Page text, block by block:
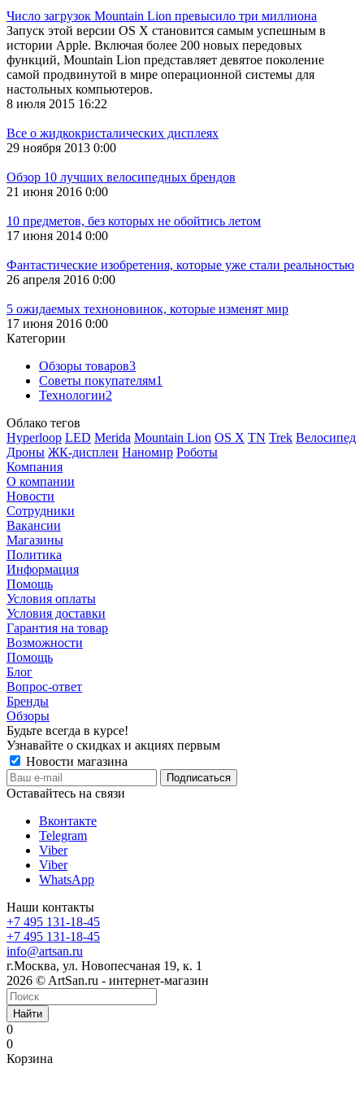
Число загрузок Mountain Lion превысило три миллиона
Запуск этой версии OS X становится самым успешным в
истории Apple. Включая более 200 новых передовых
функций, Mountain Lion представляет девятое поколение
самой продвинутой в мире операционной системы для
настольных компьютеров.
8 июля 2015 16:22
Все о жидкокристалических дисплеях
29 ноября 2013 0:00
Обзор 10 лучших велосипедных брендов
21 июня 2016 0:00
10 предметов, без которых не обойтись летом
17 июня 2014 0:00
Фантастические изобретения, которые уже стали реальностью
26 апреля 2016 0:00
5 ожидаемых техноновинок, которые изменят мир
17 июня 2016 0:00
Категории
Обзоры товаров3
Советы покупателям1
Технологии2
Облако тегов
Hyperloop LED Merida Mountain Lion OS X TN Trek Велосипед
Дроны ЖК-дисплеи Наномир Роботы
Компания
О компании
Новости
Сотрудники
Вакансии
Магазины
Политика
Информация
Помощь
Условия оплаты
Условия доставки
Гарантия на товар
Возможности
Помощь
Блог
Вопрос-ответ
Бренды
Обзоры
Будьте всегда в курсе!
Узнавайте о скидках и акциях первым
Новости магазина
Оставайтесь на связи
Вконтакте
Telegram
Viber
Viber
WhatsApp
Наши контакты
+7 495 131-18-45
+7 495 131-18-45
info@artsan.ru
г.Москва, ул. Новопесчаная 19, к. 1
2026 © ArtSan.ru - интернет-магазин
Найти
0
0
Корзина